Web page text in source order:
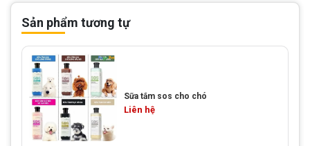
Sản phẩm tương tự
Sữa tắm sos cho chó
Liên hệ